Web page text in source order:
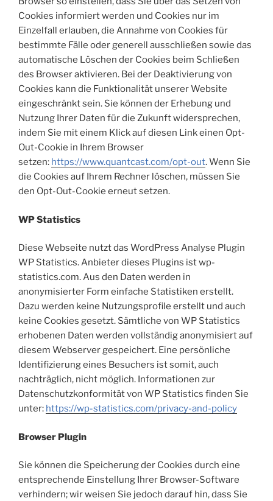
Cookies informiert werden und Cookies nur im
Einzelfall erlauben, die Annahme von Cookies für
bestimmte Fälle oder generell ausschließen sowie das
automatische Löschen der Cookies beim Schließen
des Browser aktivieren. Bei der Deaktivierung von
Cookies kann die Funktionalität unserer Website
eingeschränkt sein. Sie können der Erhebung und
Nutzung Ihrer Daten für die Zukunft widersprechen,
indem Sie mit einem Klick auf diesen Link einen Opt-
Out-Cookie in Ihrem Browser
setzen: https://www.quantcast.com/opt-out. Wenn Sie
die Cookies auf Ihrem Rechner löschen, müssen Sie
den Opt-Out-Cookie erneut setzen.
WP Statistics
Diese Webseite nutzt das WordPress Analyse Plugin
WP Statistics. Anbieter dieses Plugins ist wp-
statistics.com. Aus den Daten werden in
anonymisierter Form einfache Statistiken erstellt.
Dazu werden keine Nutzungsprofile erstellt und auch
keine Cookies gesetzt. Sämtliche von WP Statistics
erhobenen Daten werden vollständig anonymisiert auf
diesem Webserver gespeichert. Eine persönliche
Identifizierung eines Besuchers ist somit, auch
nachträglich, nicht möglich. Informationen zur
Datenschutzkonformität von WP Statistics finden Sie
unter: https://wp-statistics.com/privacy-and-policy
Browser Plugin
Sie können die Speicherung der Cookies durch eine
entsprechende Einstellung Ihrer Browser-Software
verhindern; wir weisen Sie jedoch darauf hin, dass Sie